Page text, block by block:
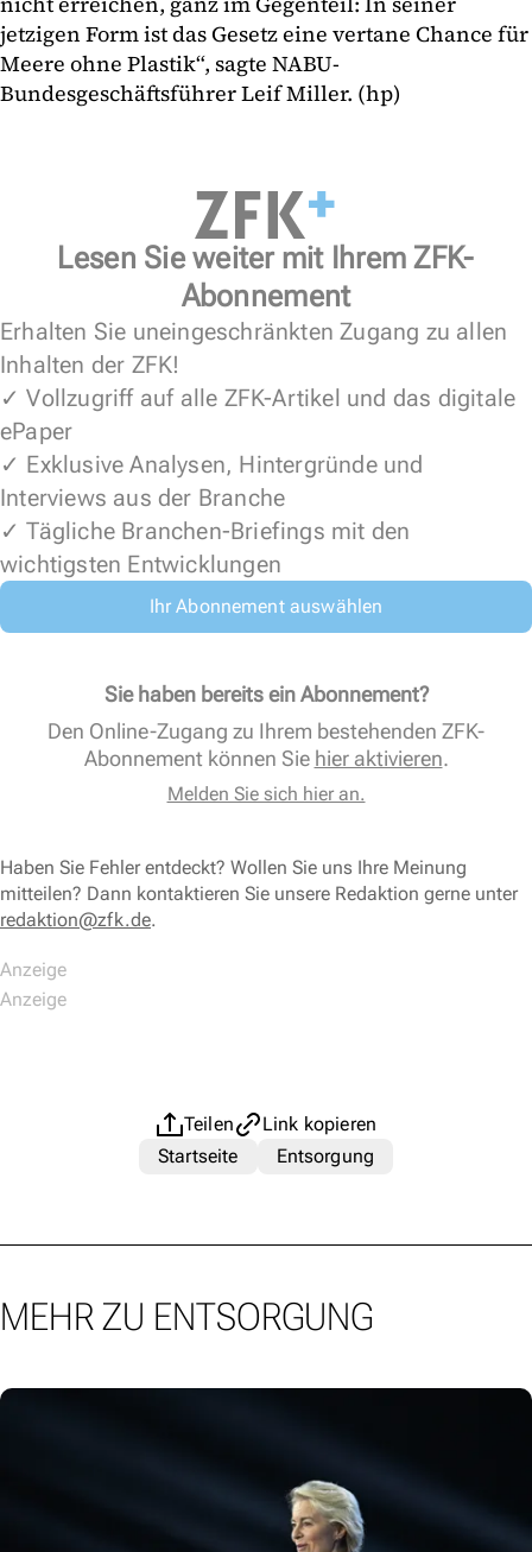
jetzigen Form ist das Gesetz eine vertane Chance für
Meere ohne Plastik“, sagte NABU-
Bundesgeschäftsführer Leif Miller. (hp)
Lesen Sie weiter mit Ihrem ZFK-
Abonnement
Erhalten Sie uneingeschränkten Zugang zu allen
Inhalten der ZFK!
✓ Vollzugriff auf alle ZFK-Artikel und das digitale
ePaper
✓ Exklusive Analysen, Hintergründe und
Interviews aus der Branche
✓ Tägliche Branchen-Briefings mit den
wichtigsten Entwicklungen
Ihr Abonnement auswählen
Sie haben bereits ein Abonnement?
Den Online-Zugang zu Ihrem bestehenden ZFK-
Abonnement können Sie hier aktivieren.
Melden Sie sich hier an.
Haben Sie Fehler entdeckt? Wollen Sie uns Ihre Meinung
mitteilen? Dann kontaktieren Sie unsere Redaktion gerne unter
redaktion@zfk.de.
Teilen
Link kopieren
Startseite
Entsorgung
MEHR ZU ENTSORGUNG